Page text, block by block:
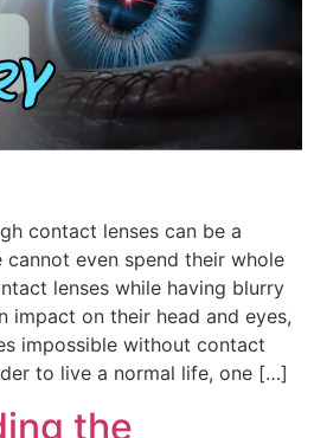
contact lenses can be a
cannot even spend their whole
lenses while having blurry
impact on their head and eyes,
impossible without contact
to live a normal life, one […]
the